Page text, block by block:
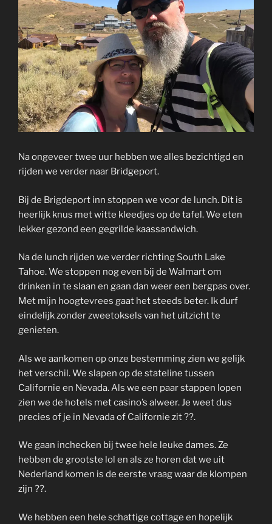
Na ongeveer twee uur hebben we alles bezichtigd en
rijden we verder naar Bridgeport.
Bij de Brigdeport inn stoppen we voor de lunch. Dit is
heerlijk knus met witte kleedjes op de tafel. We eten
lekker gezond een gegrilde kaassandwich.
Na de lunch rijden we verder richting South Lake
Tahoe. We stoppen nog even bij de Walmart om
drinken in te slaan en gaan dan weer een bergpas over.
Met mijn hoogtevrees gaat het steeds beter. Ik durf
eindelijk zonder zweetoksels van het uitzicht te
genieten.
Als we aankomen op onze bestemming zien we gelijk
het verschil. We slapen op de stateline tussen
Californie en Nevada. Als we een paar stappen lopen
zien we de hotels met casino’s alweer. Je weet dus
precies of je in Nevada of Californie zit ??.
We gaan inchecken bij twee hele leuke dames. Ze
hebben de grootste lol en als ze horen dat we uit
Nederland komen is de eerste vraag waar de klompen
zijn ??.
We hebben een hele schattige cottage en hopelijk